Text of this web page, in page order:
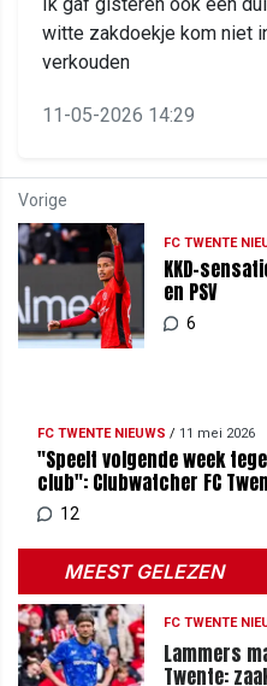
witte zakdoekje kom niet
verkouden
11-05-2026 14:29
Vorige
FC TWENTE
KKD-
en PSV
6
FC TWENTE NIEUWS / 11 mei 2026
"Speelt volgende week
club": Clubwatcher FC
12
MEEST GELEZEN
FC TWENTE
Lammers
Twente: